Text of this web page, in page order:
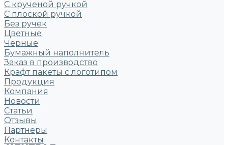
С крученой ручкой
С плоской ручкой
Без ручек
Цветные
Черные
Бумажный наполнитель
Заказ в производство
Крафт пакеты с логотипом
Продукция
Компания
Новости
Статьи
Отзывы
Партнеры
Контакты